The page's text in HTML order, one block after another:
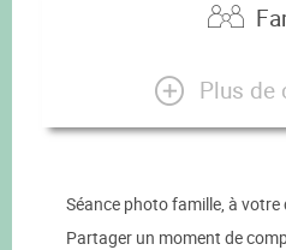
Plus de
Séance photo famille, à votre
Partager un moment de